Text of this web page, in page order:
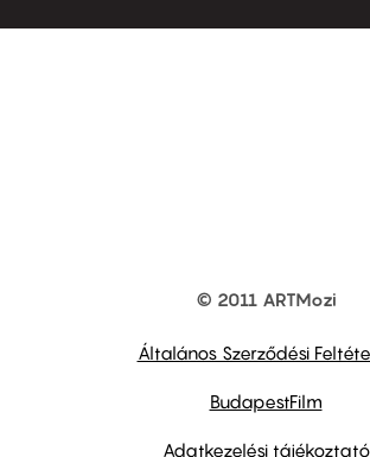
© 2011 ARTMozi
Általános Szerződési
BudapestFilm
Adatkezelési tájékoztató